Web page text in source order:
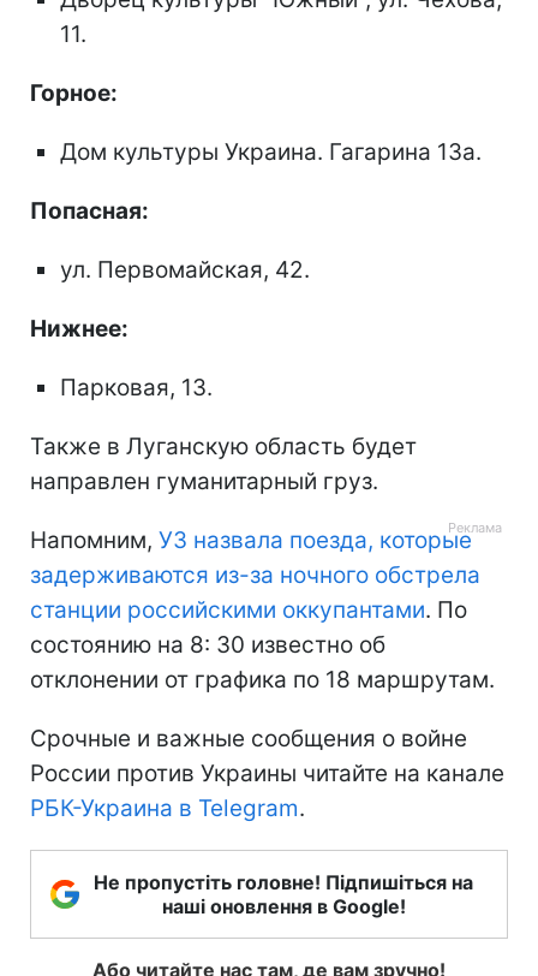
11.
Горное:
Дом культуры Украина. Гагарина 13а.
Попасная:
ул. Первомайская, 42.
Нижнее:
Парковая, 13.
Также в Луганскую область будет
направлен гуманитарный груз.
Напомним, УЗ назвала поезда, которые
задерживаются из-за ночного обстрела
станции российскими оккупантами. По
состоянию на 8: 30 известно об
отклонении от графика по 18 маршрутам.
Срочные и важные сообщения о войне
России против Украины читайте на канале
РБК-Украина в Telegram.
Не пропустіть головне! Підпишіться на
наші оновлення в Google!
Або читайте нас там, де вам зручно!